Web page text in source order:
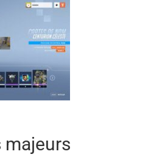
majeurs